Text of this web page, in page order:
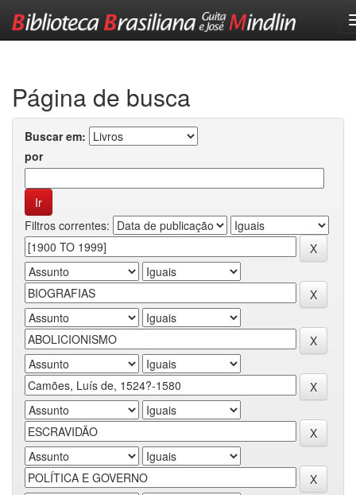
Página de busca
Buscar em:
por
Filtros correntes: